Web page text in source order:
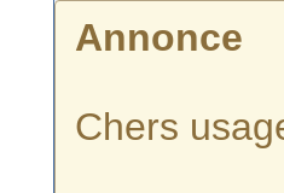
Annonce
Chers